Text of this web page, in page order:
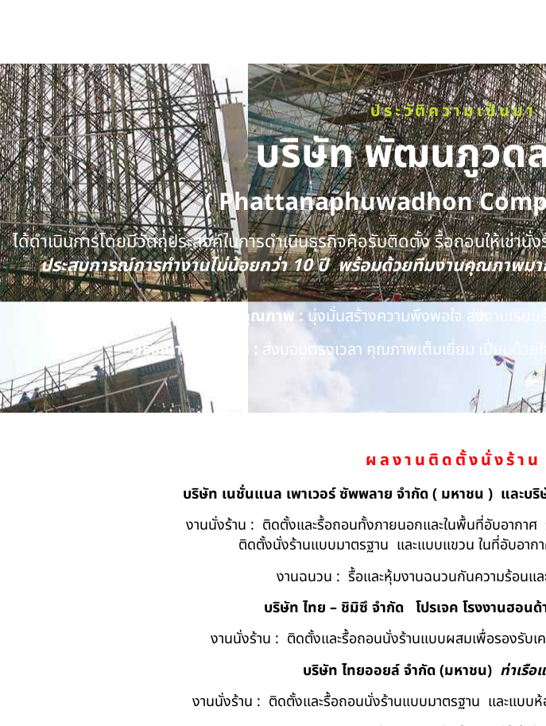
ประวัติความเป็นมา
บริษัท พัฒนภูวด
( Phattanaphuwadhon
ได้ดำเนินการโดยมีวัตถุประสงค์ในการดำเนินธุรกิจคือรับติดตั้ง รื้อถอนให้เช่
ประสบการณ์การทำงานไม่น้อยกว่า 10 ปี พร้อมด้วยทีมงานคุณภาพม
นโยบายด้านคุณภาพ : มุ่งมั่นสร้างความพึงพอใจ ส่งงานเรีย
ปรัชญาของบริษัท : ส่งมอบตรงเวลา คุณภาพเต็มเยี่ยม เปี่ยมด้วย
ผลงานติดตั้งนั่งร้าน
บริษัท เนชั่นแนล เพาเวอร์ ซัพพลาย จำกัด ( มหาชน ) และบ
งานนั่งร้าน : ติดตั้งและรื้อถอนทั้งภายนอกและในพื้นที่อับอากาศ
ติดตั้งนั่งร้านแบบมาตรฐาน และแบบแขวน ในที่อับอาก
งานฉนวน : รื้อและหุ้มงานฉนวนกันความร้อนแ
บริษัท ไทย – ชิมิซึ จำกัด โปรเจค โรงงานฮอน
งานนั่งร้าน : ติดตั้งและรื้อถอนนั่งร้านแบบผสมเพื่อรองรับเ
บริษัท ไทยออยล์ จํากัด (มหาชน) ท่าเรื
งานนั่งร้าน : ติดตั้งและรื้อถอนนั่งร้านแบบมาตรฐาน และแบบห้